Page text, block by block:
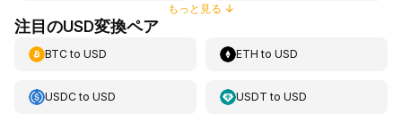
もっと見る ↓
注目のUSD変換ペア
BTCto USD ETH toUSD
USDCto USD USDT toUSD